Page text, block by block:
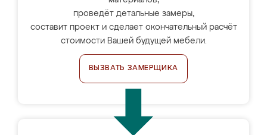
проведёт детальные замеры,
составит проект и сделает окончательный расчёт
стоимости Вашей будущей мебели.
ВЫЗВАТЬ ЗАМЕРЩИКА